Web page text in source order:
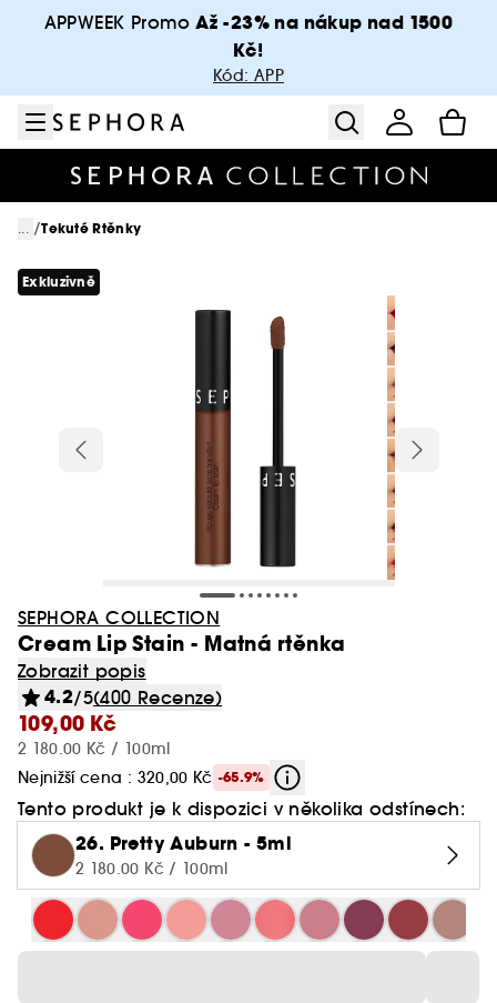
Přejít na hlavní obsah
APPWEEK Promo Až -23% na nákup nad 1500
Kč!
Kód: APP
... /Tekuté Rtěnky
Exkluzivně
SEPHORA COLLECTION
Cream Lip Stain - Matná rtěnka
Zobrazit popis
4.2/5(400 Recenze)
109,00 Kč
2 180.00 Kč / 100ml
Nejnižší cena : 320,00 Kč -65.9%
Tento produkt je k dispozici v několika odstínech:
26. Pretty Auburn - 5ml
2 180.00 Kč / 100ml